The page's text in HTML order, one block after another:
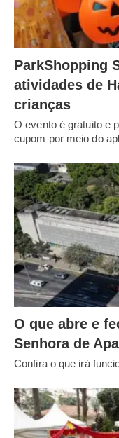
ParkShopping
atividades de
crianças
O evento é gratuito e
cupom por meio do
O que abre e
Senhora de
Confira o que irá